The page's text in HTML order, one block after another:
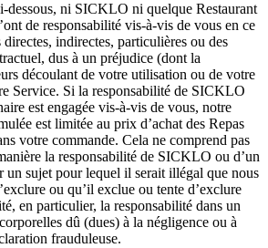
dessous, ni SICKLO ni quelque Restaurant
de responsabilité vis-à-vis de vous en ce
indirectes, particulières ou des
dus à un préjudice (dont la
découlant de votre utilisation ou de votre
Service. Si la responsabilité de SICKLO
est engagée vis-à-vis de vous, notre
est limitée au prix d’achat des Repas
votre commande. Cela ne comprend pas
la responsabilité de SICKLO ou d’un
un sujet pour lequel il serait illégal que nous
ou qu’il exclue ou tente d’exclure
en particulier, la responsabilité dans un
dû (dues) à la négligence ou à
frauduleuse.